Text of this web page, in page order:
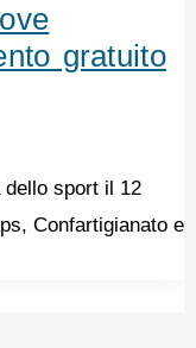
gratuito
dello sport il 12
Confartigianato e